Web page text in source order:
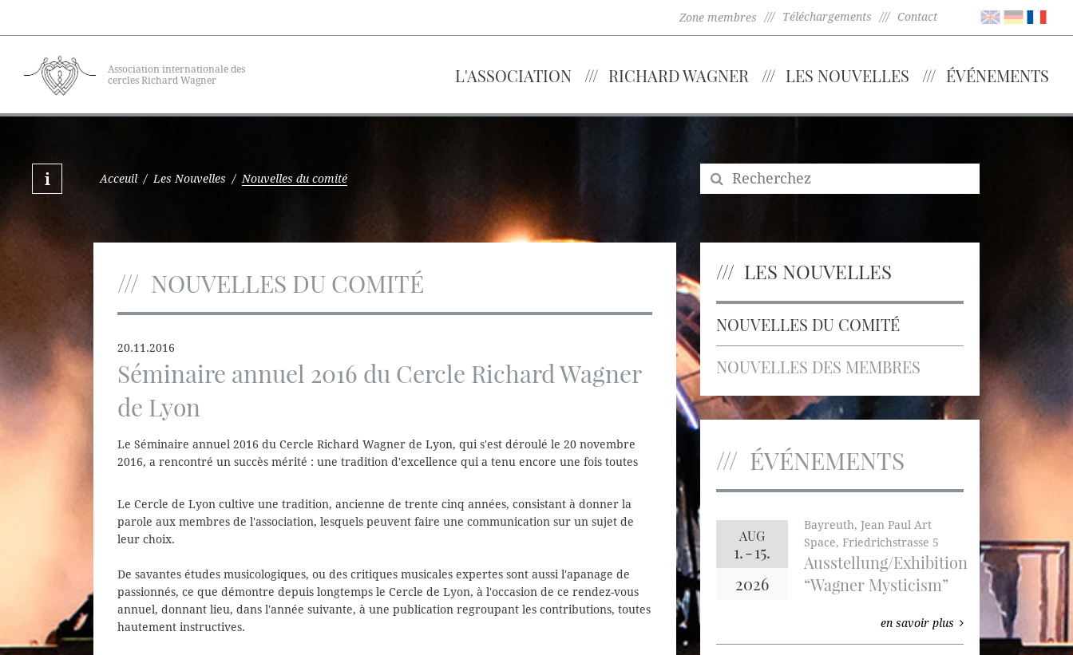
Zone membres Téléchargements Contact
Association internationale des
cercles Richard Wagner
L'ASSOCIATION RICHARD WAGNER LES NOUVELLES ÉVÉNEMENTS
Acceuil / Les Nouvelles / Nouvelles du comité
NOUVELLES DU COMITÉ
20.11.2016
Séminaire annuel 2016 du Cercle Richard Wagner
de Lyon
Le Séminaire annuel 2016 du Cercle Richard Wagner de Lyon, qui s'est déroulé le 20 novembre
2016, a rencontré un succès mérité : une tradition d'excellence qui a tenu encore une fois toutes
Le Cercle de Lyon cultive une tradition, ancienne de trente cinq années, consistant à donner la
parole aux membres de l'association, lesquels peuvent faire une communication sur un sujet de
leur choix.
De savantes études musicologiques, ou des critiques musicales expertes sont aussi l'apanage de
passionnés, ce que démontre depuis longtemps le Cercle de Lyon, à l'occasion de ce rendez-vous
annuel, donnant lieu, dans l'année suivante, à une publication regroupant les contributions, toutes
hautement instructives.
LES NOUVELLES
NOUVELLES DU COMITÉ
NOUVELLES DES MEMBRES
ÉVÉNEMENTS
AUG
1.-15.
2026
Bayreuth, Jean Paul Art
Space, Friedrichstrasse 5
Ausstellung/Exhibition
“Wagner Mysticism”
en savoir plus